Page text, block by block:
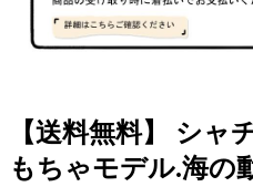
【送料無料】 シャ
もちゃモデル.海の